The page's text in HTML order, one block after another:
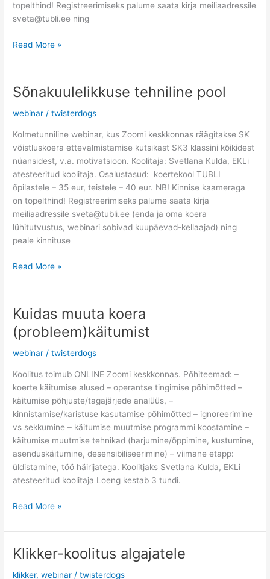
topelthind! Registreerimiseks palume saata kirja meiliaadressile
sveta@tubli.ee ning
Read More »
Sõnakuulelikkuse tehniline pool
webinar /twisterdogs
Kolmetunniline webinar, kus Zoomi keskkonnas räägitakse SK
võistluskoera ettevalmistamise kutsikast SK3 klassini kõikidest
nüansidest, v.a. motivatsioon. Koolitaja: Svetlana Kulda, EKLi
atesteeritud koolitaja. Osalustasud: koertekool TUBLI
õpilastele – 35 eur, teistele – 40 eur. NB! Kinnise kaameraga
on topelthind! Registreerimiseks palume saata kirja
meiliaadressile sveta@tubli.ee (enda ja oma koera
lühitutvustus, webinari sobivad kuupäevad-kellaajad) ning
peale kinnituse
Sõnakuulelikkuse
pool
Read More »
Kuidas muuta koera
(probleem)käitumist
webinar /twisterdogs
Koolitus toimub ONLINE Zoomi keskkonnas. Põhiteemad: –
koerte käitumise alused – operantse tingimise põhimõtted –
käitumise põhjuste/tagajärjede analüüs, –
kinnistamise/karistuse kasutamise põhimõtted – ignoreerimine
vs sekkumine – käitumise muutmise programmi koostamine –
käitumise muutmise tehnikad (harjumine/õppimine, kustumine,
asenduskäitumine, desensibiliseerimine) – viimane etapp:
üldistamine, töö häirijatega. Koolitjaks Svetlana Kulda, EKLi
atesteeritud koolitaja Loeng kestab 3 tundi.
Kuidas
muuta
koera
(probleem)käitumist
Read More »
Klikker-koolitus algajatele
klikker,webinar /twisterdogs
Klikker-
algajatele